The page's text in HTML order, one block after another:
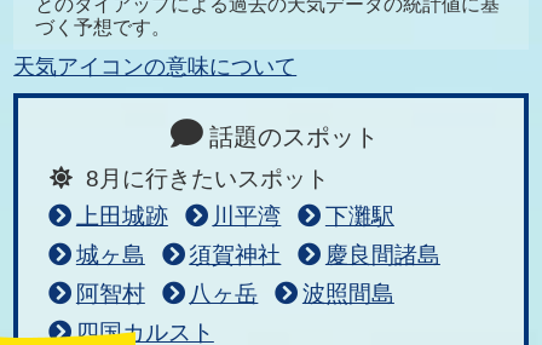
とのタイアップによる過去の天気データの統計値に基
づく予想です。
天気アイコンの意味について
話題のスポット
8月に行きたいスポット
上田城跡
川平湾
下灘駅
城ヶ島
須賀神社
慶良間諸島
阿智村
八ヶ岳
波照間島
四国カルスト